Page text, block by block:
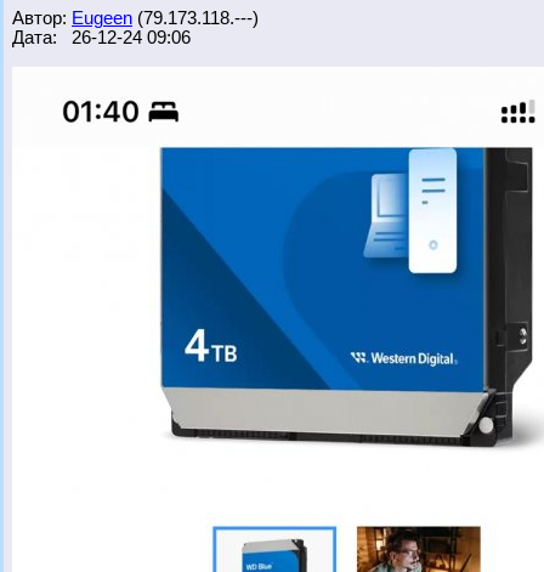
Автор: Eugeen (79.173.118.---)
Дата: 26-12-24 09:06